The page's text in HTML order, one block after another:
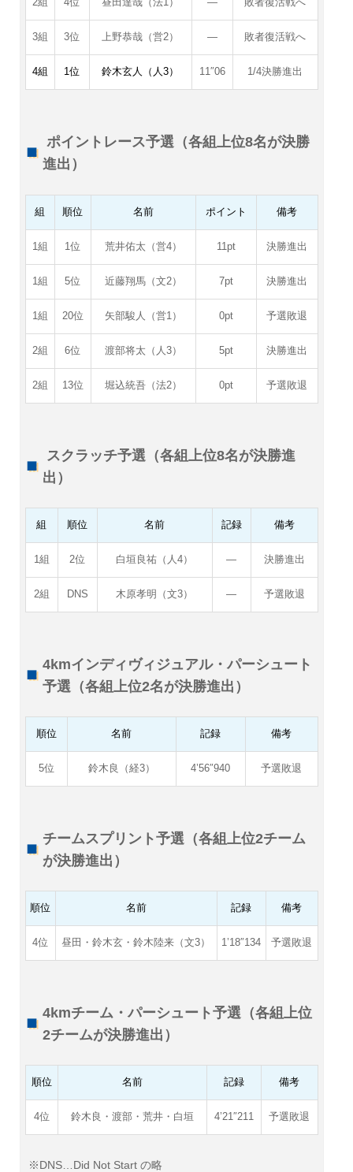
2組 4位 昼田達哉（法1） ― 敗者復活戦へ
3組 3位 上野恭哉（営2） ― 敗者復活戦へ
4組 1位 鈴木玄人（人3） 11″06 1/4決勝進出
ポイントレース予選（各組上位8名が決勝
進出）
組 順位 名前 ポイント 備考
1組 1位 荒井佑太（営4） 11pt 決勝進出
1組 5位 近藤翔馬（文2） 7pt 決勝進出
1組 20位 矢部駿人（営1） 0pt 予選敗退
2組 6位 渡部将太（人3） 5pt 決勝進出
2組 13位 堀込統吾（法2） 0pt 予選敗退
スクラッチ予選（各組上位8名が決勝進
出）
組 順位 名前 記録 備考
1組 2位 白垣良祐（人4） ― 決勝進出
2組 DNS 木原孝明（文3） ― 予選敗退
4kmインディヴィジュアル・パーシュート
予選（各組上位2名が決勝進出）
順位 名前 記録 備考
5位 鈴木良（経3） 4’56″940 予選敗退
チームスプリント予選（各組上位2チーム
が決勝進出）
順位 名前 記録 備考
4位 昼田・鈴木玄・鈴木陸来（文3） 1’18″134 予選敗退
4kmチーム・パーシュート予選（各組上位
2チームが決勝進出）
順位 名前 記録 備考
4位 鈴木良・渡部・荒井・白垣 4’21″211 予選敗退
※DNS…Did Not Start の略